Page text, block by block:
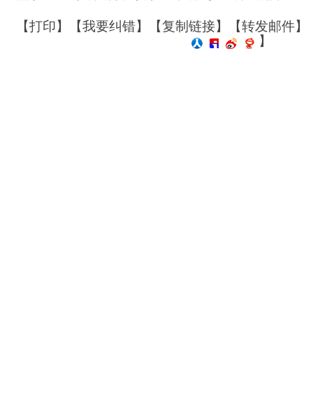
【打印】【我要纠错】【复制链接】【转发邮件】
】